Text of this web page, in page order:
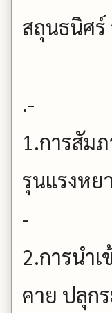
สถุนธนิศร์
.-
1.การสัม
รุนแรงห
-
2.การนำ
คาย ปลุก